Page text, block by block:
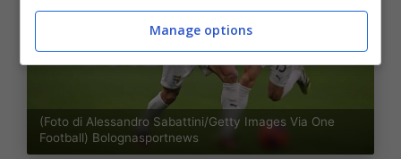
(Foto di Alessandro Sabattini/Getty Images Via One
Football) Bolognasportnews
Manage options